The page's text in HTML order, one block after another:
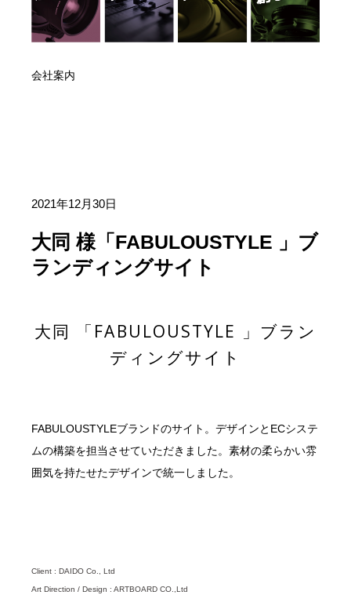
会社案内
2021年12月30日
大同 様「FABULOUSTYLE 」ブ
ランディングサイト
大同 「FABULOUSTYLE 」ブラン
ディングサイト
FABULOUSTYLEブランドのサイト。デザインとECシステ
ムの構築を担当させていただきました。素材の柔らかい雰
囲気を持たせたデザインで統一しました。
Client : DAIDO Co., Ltd
Art Direction / Design : ARTBOARD CO.,Ltd